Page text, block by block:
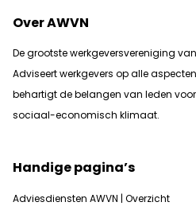
Over AWVN
De grootste werkgeversvereniging
Adviseert werkgevers op alle
behartigt de belangen van leden
sociaal-economisch klimaat.
Handige pagina’s
Adviesdiensten AWVN | Overzicht